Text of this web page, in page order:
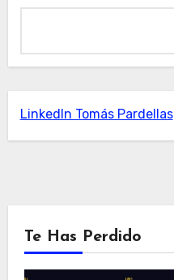
LinkedIn Tomás Pardellas
Te Has Perdido